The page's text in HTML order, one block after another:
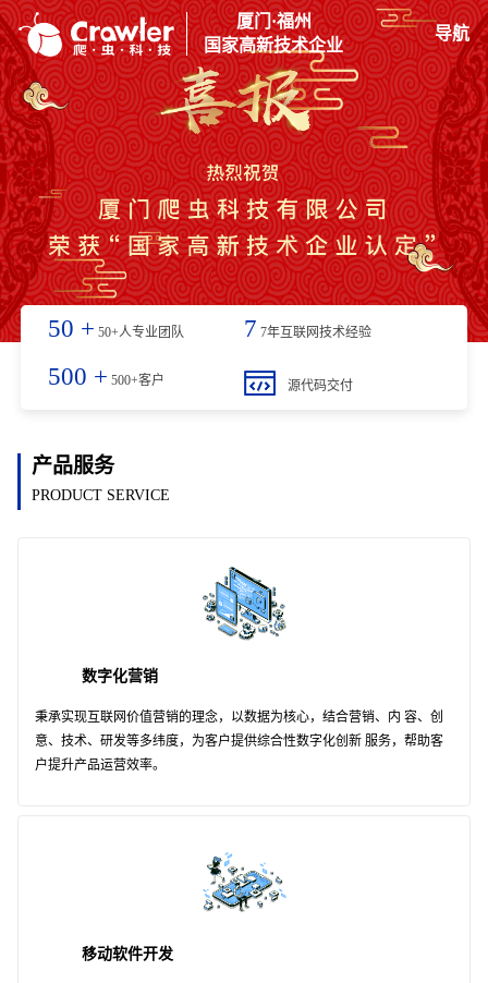
厦门·福州
国家高新技术企业
导航
50 + 50+人专业团队 7 7年互联网技术经验
500 + 500+客户 源代码交付
产品服务
PRODUCT SERVICE
数字化营销
秉承实现互联网价值营销的理念，以数据为核心，结合营销、内 容、创
意、技术、研发等多纬度，为客户提供综合性数字化创新 服务，帮助客
户提升产品运营效率。
移动软件开发